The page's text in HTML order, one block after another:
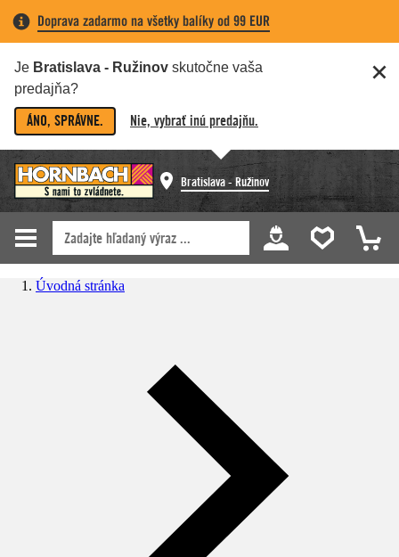
Doprava zadarmo na všetky balíky od 99 EUR
Je Bratislava - Ružinov skutočne vaša
predajňa?
ÁNO, SPRÁVNE. Nie, vybrať inú predajňu.
Bratislava - Ružinov
Úvodná stránka